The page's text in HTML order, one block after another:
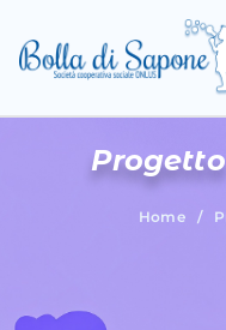
Home /